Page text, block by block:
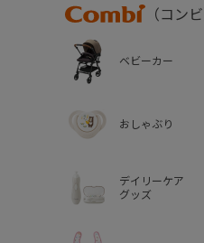
Combi
（コンビ
ベビーカー
おしゃぶり
デイリーケア
グッズ